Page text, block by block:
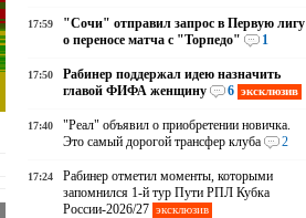
17:59
"Сочи" отправил запрос в Первую лигу
о переносе матча с "Торпедо"
1
17:50
Рабинер поддержал идею назначить
главой ФИФА женщину
6 эксклюзив
17:40
"Реал" объявил о приобретении новичка.
Это самый дорогой трансфер клуба
2
17:24
Рабинер отметил моменты, которыми
запомнился 1-й тур Пути РПЛ Кубка
России-2026/27 эксклюзив